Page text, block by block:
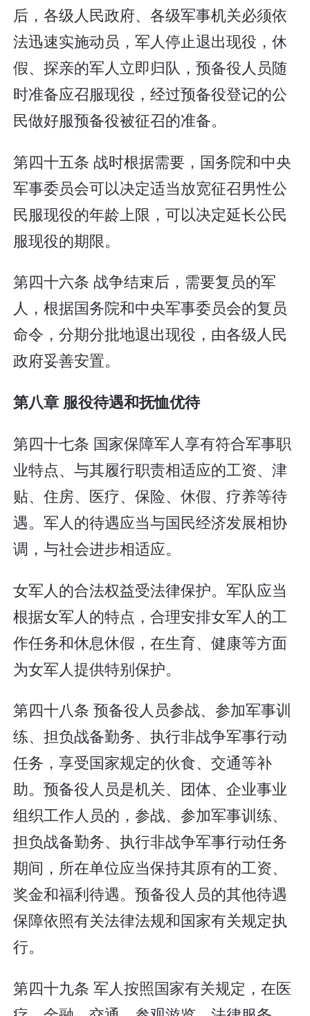
后，各级人民政府、各级军事机关必须依
法迅速实施动员，军人停止退出现役，休
假、探亲的军人立即归队，预备役人员随
时准备应召服现役，经过预备役登记的公
民做好服预备役被征召的准备。
第四十五条 战时根据需要，国务院和中央
军事委员会可以决定适当放宽征召男性公
民服现役的年龄上限，可以决定延长公民
服现役的期限。
第四十六条 战争结束后，需要复员的军
人，根据国务院和中央军事委员会的复员
命令，分期分批地退出现役，由各级人民
政府妥善安置。
第八章 服役待遇和抚恤优待
第四十七条 国家保障军人享有符合军事职
业特点、与其履行职责相适应的工资、津
贴、住房、医疗、保险、休假、疗养等待
遇。军人的待遇应当与国民经济发展相协
调，与社会进步相适应。
女军人的合法权益受法律保护。军队应当
根据女军人的特点，合理安排女军人的工
作任务和休息休假，在生育、健康等方面
为女军人提供特别保护。
第四十八条 预备役人员参战、参加军事训
练、担负战备勤务、执行非战争军事行动
任务，享受国家规定的伙食、交通等补
助。预备役人员是机关、团体、企业事业
组织工作人员的，参战、参加军事训练、
担负战备勤务、执行非战争军事行动任务
期间，所在单位应当保持其原有的工资、
奖金和福利待遇。预备役人员的其他待遇
保障依照有关法律法规和国家有关规定执
行。
第四十九条 军人按照国家有关规定，在医